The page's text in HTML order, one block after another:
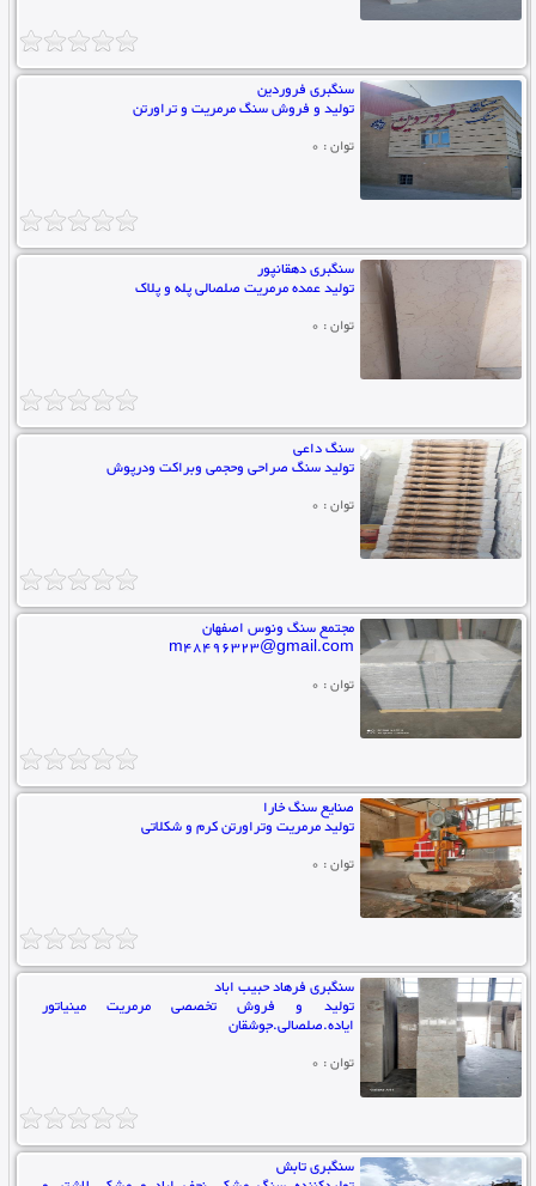
سنگبری فروردین
تولید و فروش سنگ مرمریت و تراورتن
توان : 0
سنگبری دهقانپور
تولید عمده مرمریت صلصالی پله و پلاک
توان : 0
سنگ داعی
تولید سنگ صراحی وحجمی وبراکت ودرپوش
توان : 0
مجتمع سنگ ونوس اصفهان
m48496323@gmail.com
توان : 0
صنایع سنگ خارا
تولید مرمریت وتراورتن کرم و شکلاتی
توان : 0
سنگبری فرهاد حبیب اباد
تولید و فروش تخصصی مرمریت مینیاتور
ایاده.صلصالی.جوشقان
توان : 0
سنگبری تابش